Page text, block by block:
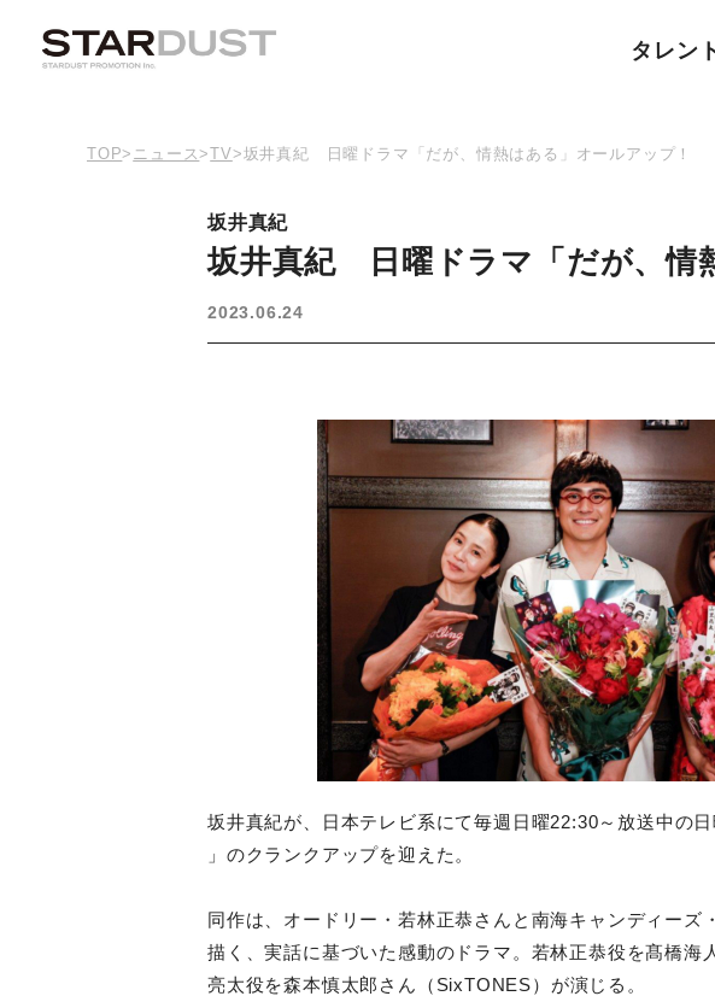
タレン
TOP> ニュース>TV>坂井真紀 日曜ドラマ「だが、情熱はある」オールアップ！
坂井真紀
坂井真紀 日曜ドラマ「だが、情
2023.06.24
坂井真紀が、日本テレビ系にて毎週日曜22:30～放送中の日
」のクランクアップを迎えた。
同作は、オードリー・若林正恭さんと南海キャンディーズ
描く、実話に基づいた感動のドラマ。若林正恭役を髙橋海
亮太役を森本慎太郎さん（SixTONES）が演じる。